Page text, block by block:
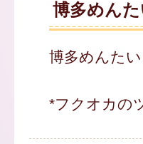
博多めん
博多めんた
*フクオカの